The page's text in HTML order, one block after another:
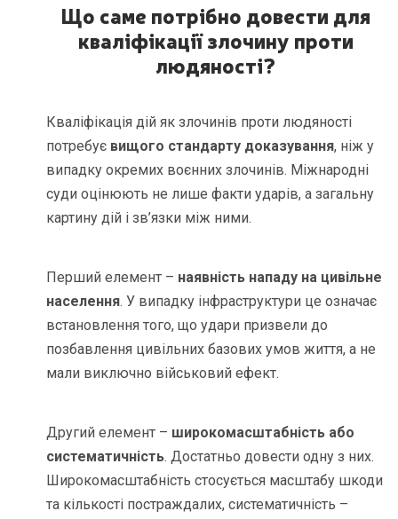
Що саме потрібно довести для
кваліфікації злочину проти
людяності?
Кваліфікація дій як злочинів проти людяності
потребує вищого стандарту доказування, ніж у
випадку окремих воєнних злочинів. Міжнародні
суди оцінюють не лише факти ударів, а загальну
картину дій і зв’язки між ними.
Перший елемент – наявність нападу на цивільне
населення. У випадку інфраструктури це означає
встановлення того, що удари призвели до
позбавлення цивільних базових умов життя, а не
мали виключно військовий ефект.
Другий елемент – широкомасштабність або
систематичність. Достатньо довести одну з них.
Широкомасштабність стосується масштабу шкоди
та кількості постраждалих, систематичність –